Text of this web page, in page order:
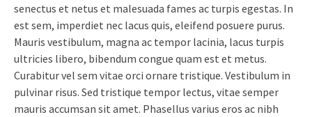
senectus et netus et malesuada fames ac turpis egestas. In
est sem, imperdiet nec lacus quis, eleifend posuere purus.
Mauris vestibulum, magna ac tempor lacinia, lacus turpis
ultricies libero, bibendum congue quam est et metus.
Curabitur vel sem vitae orci ornare tristique. Vestibulum in
pulvinar risus. Sed tristique tempor lectus, vitae semper
mauris accumsan sit amet. Phasellus varius eros ac nibh